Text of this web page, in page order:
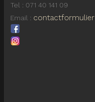
Tel : 071 40 141 09
Email : contactformulier